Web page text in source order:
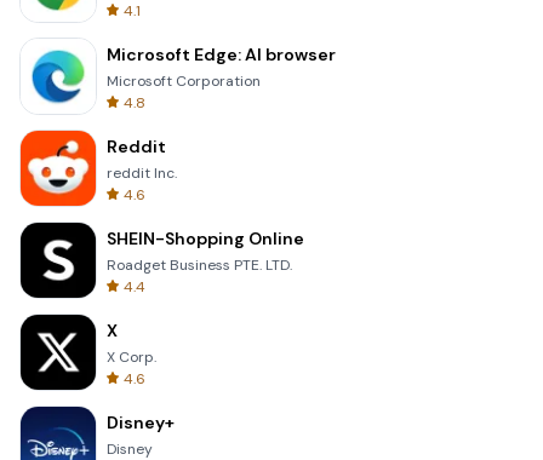
4.1
Microsoft Edge: AI browser
Microsoft Corporation
4.8
Reddit
reddit Inc.
4.6
SHEIN-Shopping Online
Roadget Business PTE. LTD.
4.4
X
X Corp.
4.6
Disney+
Disney